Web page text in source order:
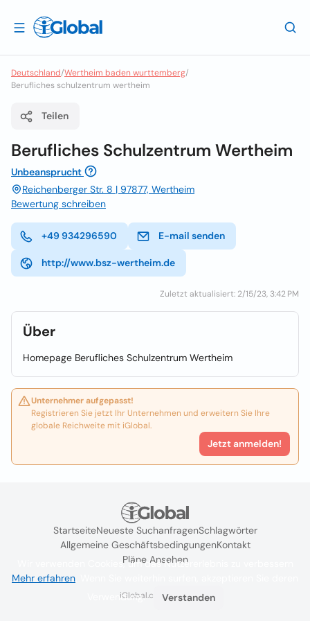
Deutschland/Wertheim baden wurttemberg/
Berufliches schulzentrum wertheim
Teilen
Berufliches Schulzentrum Wertheim
Unbeansprucht
Reichenberger Str. 8 | 97877, Wertheim
Bewertung schreiben
+49 934296590 E-mail senden
http://www.bsz-wertheim.de
Zuletzt aktualisiert: 2/15/23, 3:42 PM
Über
Homepage Berufliches Schulzentrum Wertheim
Unternehmer aufgepasst!
Registrieren Sie jetzt Ihr Unternehmen und erweitern Sie Ihre
globale Reichweite mit iGlobal.
Jetzt anmelden!
StartseiteNeueste SuchanfragenSchlagwörter
Allgemeine GeschäftsbedingungenKontakt
Pläne Ansehen
iGlobal.co @ 2024
Wir verwenden Cookies, um das Nutzererlebnis zu verbessern
Mehr erfahren
Verwendung.
Verstanden